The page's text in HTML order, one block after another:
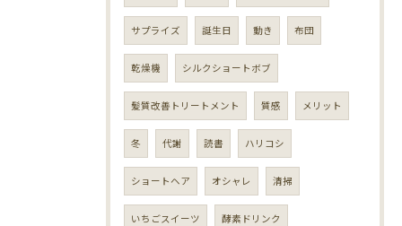
サプライズ 誕生日 動き 布団
乾燥機 シルクショートボブ
髪質改善トリートメント 質感 メリット
冬 代謝 読書 ハリコシ
ショートヘア オシャレ 清掃
いちごスイーツ 酵素ドリンク